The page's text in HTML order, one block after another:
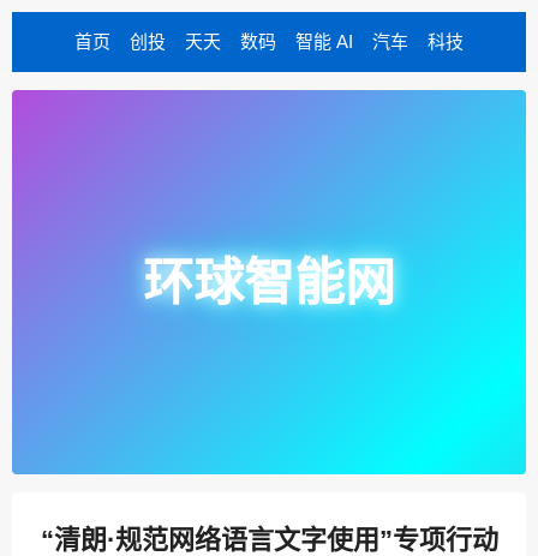
首页 创投 天天 数码 智能 AI 汽车 科技
环球智能网
“清朗·规范网络语言文字使用”专项行动